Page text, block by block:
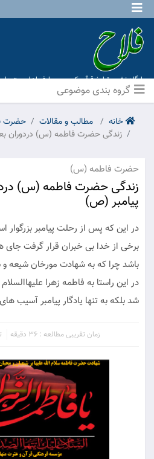
پایگاه نشر و تبلیغ قرآن کریم و معارف اهل بیت
عترت منهاج عشق آباد ]
خانه مطالب و مقالات
حضرت
زندگی حضرت فاطمه (س) دردوران
حضرت فاطمه (س)
زندگی حضرت فاطمه (س)
پیامبر (ص)
در اين كه پس از رحلت پيامبر بزرگوار
برخى از خدا بى خبران قرار گرفت
باشد چرا كه به شهادت مورخان شيعه
در اين راستا به فاطمه زهرا
شد بلكه به تنها يادگار پيامبر آسيب
زمان تقریبی مطالعه : 36 دقیقه